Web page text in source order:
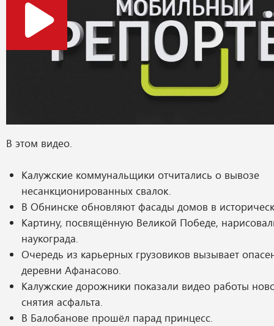
В этом видео.
Калужские коммунальщики отчитались о вывозе
несанкционированных свалок.
В Обнинске обновляют фасады домов в
Картину, посвящённую Великой Победе,
наукограда.
Очередь из карьерных грузовиков вызывает
деревни Афанасово.
Калужские дорожники показали видео работы
снятия асфальта.
В Балобанове прошёл парад принцесс.